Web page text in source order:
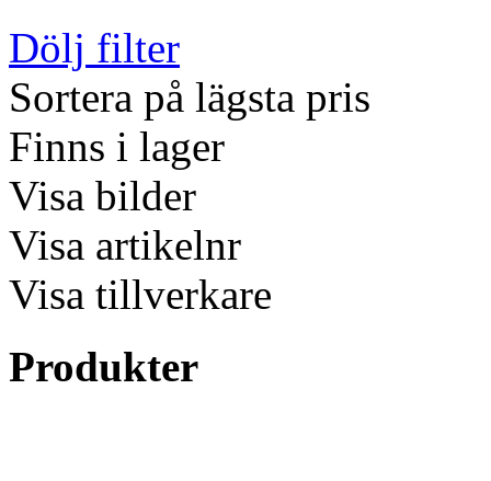
Dölj filter
Sortera på lägsta pris
Finns i lager
Visa bilder
Visa artikelnr
Visa tillverkare
Produkter